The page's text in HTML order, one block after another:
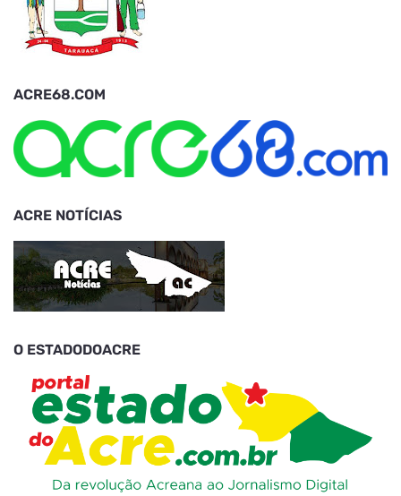
ACRE68.COM
ACRE NOTÍCIAS
O ESTADODOACRE